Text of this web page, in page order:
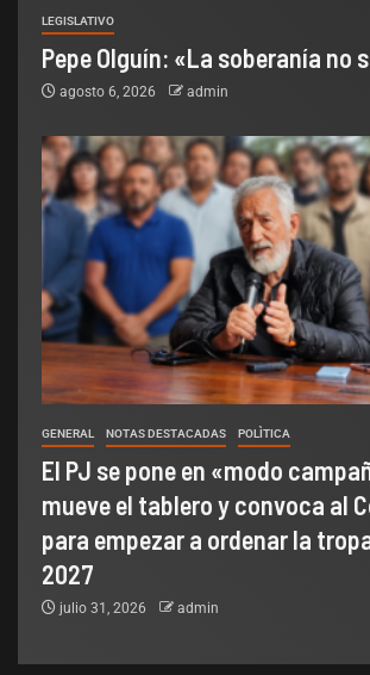
LEGISLATIVO
Pepe Olguín: «La soberanía no
agosto 6, 2026 admin
GENERAL NOTAS DESTACADAS POLÌTICA
El PJ se pone en «modo
mueve el tablero y convoca al
para empezar a ordenar la
2027
julio 31, 2026 admin